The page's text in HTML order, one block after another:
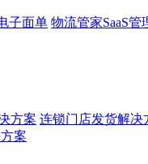
子面单 物流管家SaaS管
方案 连锁门店发货解决
案